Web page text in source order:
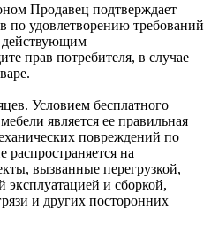
Продавец подтверждает
по удовлетворению требований
действующим
прав потребителя, в случае
Условием бесплатного
является ее правильная
повреждений по
распространяется на
вызванные перегрузкой,
и сборкой,
и других посторонних